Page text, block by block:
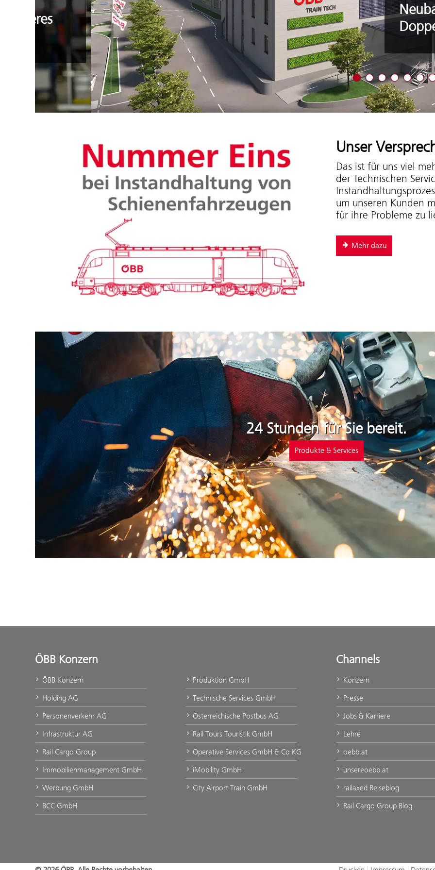
Neubau
Doppelstock
Zeige Angebot 1
Zeige Angebot 2
Zeige Angebot 3
ZeigeZeige
Unser
Das ist für uns viel
der Technischen
um unseren Kunden
für ihre Probleme zu
Mehr dazu
24 Stunden für Sie bereit.
Produkte & Services
ÖBB Konzern
ÖBB Konzern
Holding AG
Personenverkehr AG
Infrastruktur AG
Rail Cargo Group
Immobilienmanagement GmbH
Werbung GmbH
BCC GmbH
Produktion GmbH
Technische Services GmbH
Österreichische Postbus AG
Rail Tours Touristik GmbH
Operative Services GmbH & Co KG
iMobility GmbH
City Airport Train GmbH
Channels
Konzern
Presse
Jobs & Karriere
Lehre
oebb.at
unsereoebb.at
railaxed Reiseblog
Rail Cargo Group Blog